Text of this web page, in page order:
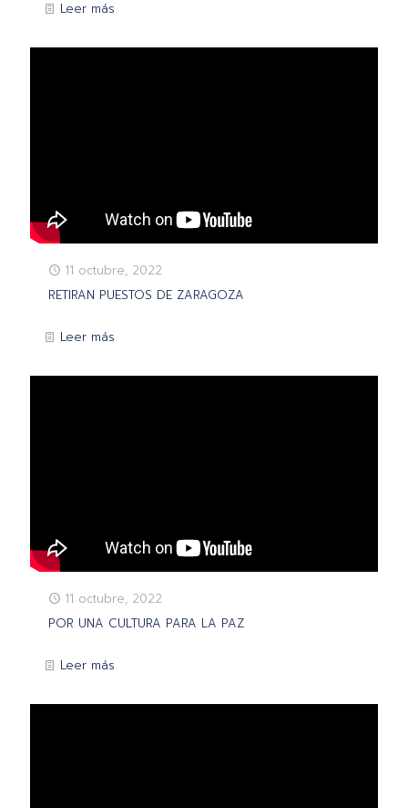
Leer más
11 octubre, 2022
RETIRAN PUESTOS DE ZARAGOZA
Leer más
11 octubre, 2022
POR UNA CULTURA PARA LA PAZ
Leer más